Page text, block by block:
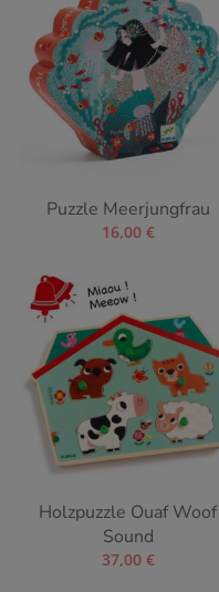
Puzzle Meerjungfrau
16,00 €
Holzpuzzle Ouaf Woof
Sound
37,00 €